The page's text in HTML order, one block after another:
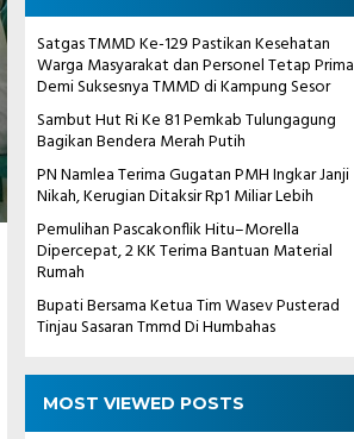
Satgas TMMD Ke-129 Pastikan Kesehatan
Warga Masyarakat dan Personel Tetap Prima
Demi Suksesnya TMMD di Kampung Sesor
Sambut Hut Ri Ke 81 Pemkab Tulungagung
Bagikan Bendera Merah Putih
PN Namlea Terima Gugatan PMH Ingkar Janji
Nikah, Kerugian Ditaksir Rp1 Miliar Lebih
Pemulihan Pascakonflik Hitu–Morella
Dipercepat, 2 KK Terima Bantuan Material
Rumah
Bupati Bersama Ketua Tim Wasev Pusterad
Tinjau Sasaran Tmmd Di Humbahas
MOST VIEWED POSTS